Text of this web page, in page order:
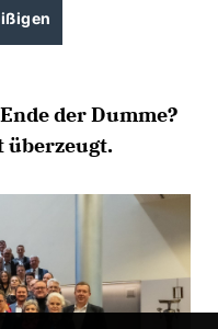
der Dumme?
überzeugt.